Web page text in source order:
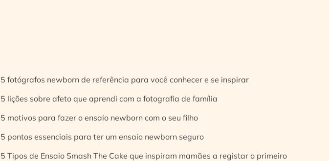
5 fotógrafos newborn de referência para você conhecer e se inspirar
5 lições sobre afeto que aprendi com a fotografia de família
5 motivos para fazer o ensaio newborn com o seu filho
5 pontos essenciais para ter um ensaio newborn seguro
5 Tipos de Ensaio Smash The Cake que inspiram mamães a registar o primeiro